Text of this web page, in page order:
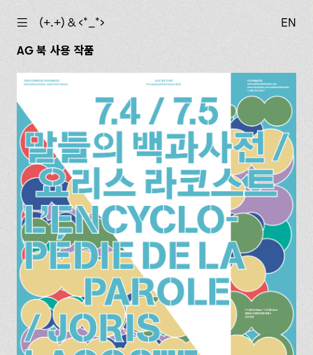
☰ (+.+) & ‹*_*›
EN
AG 북 사용 작품